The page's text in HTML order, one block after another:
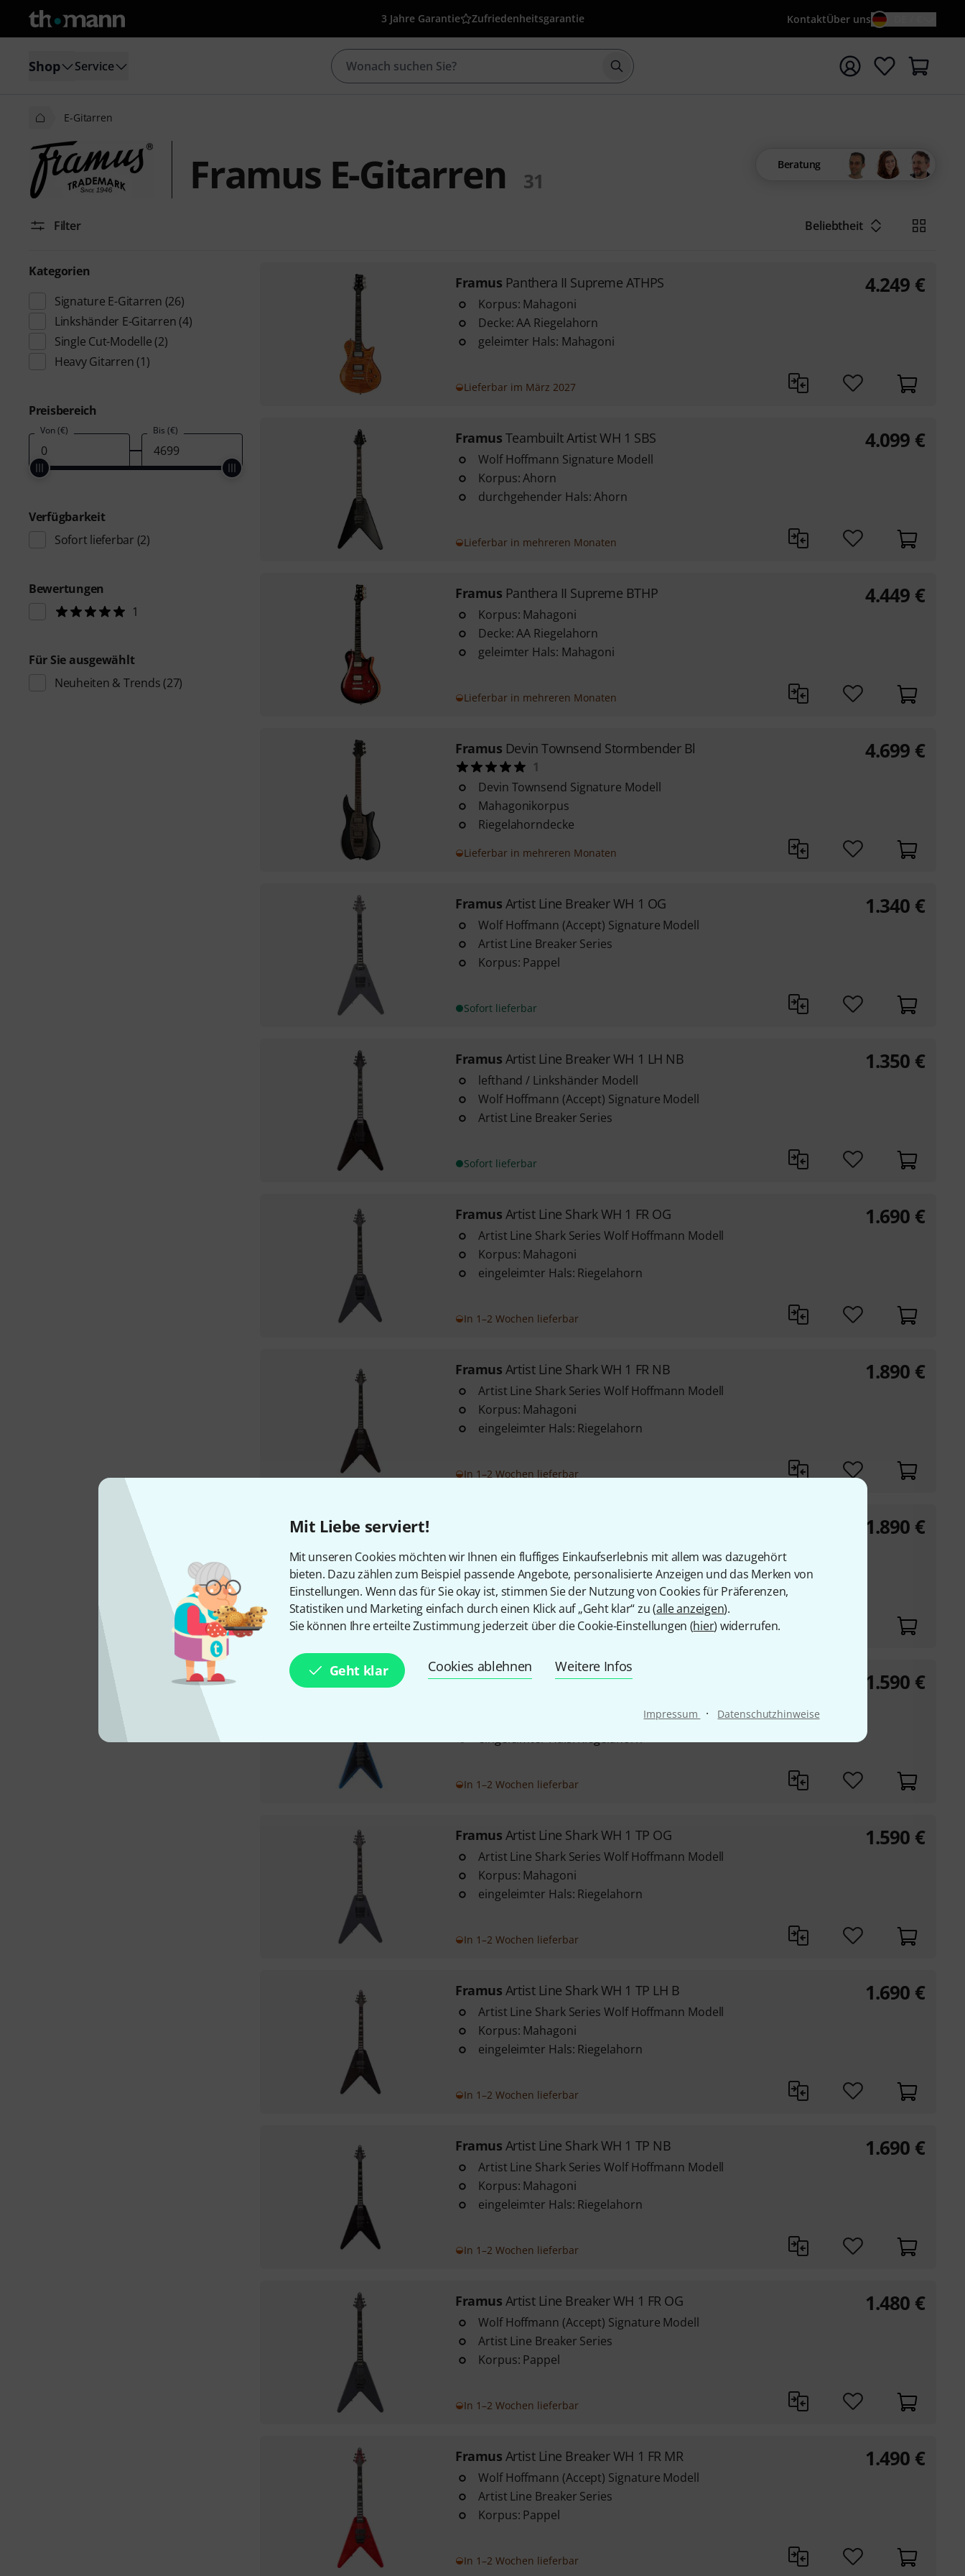
Mit Liebe serviert!
Mit unseren Cookies möchten wir Ihnen ein fluffiges Einkaufserlebnis mit allem was dazugehört
bieten. Dazu zählen zum Beispiel passende Angebote, personalisierte Anzeigen und das Merken von
Einstellungen. Wenn das für Sie okay ist, stimmen Sie der Nutzung von Cookies für Präferenzen,
Statistiken und Marketing einfach durch einen Klick auf „Geht klar“ zu (alle anzeigen).
Sie können Ihre erteilte Zustimmung jederzeit über die Cookie-Einstellungen (hier) widerrufen.
Geht klar Cookies ablehnen Weitere Infos
Impressum · Datenschutzhinweise
3 Jahre Garantie Zufriedenheitsgarantie KontaktÜber uns
Shop Service Suche mit Suchwort {searchTerm} starten
E-Gitarren
Framus E-Gitarren 31
Beratung
Filter Beliebtheit
Kategorien
Signature E-Gitarren (26)
Linkshänder E-Gitarren (4)
Single Cut-Modelle (2)
Heavy Gitarren (1)
Preisbereich
Von (€) Bis (€)
Verfügbarkeit
Sofort lieferbar (2)
Bewertungen
1
Für Sie ausgewählt
Neuheiten & Trends (27)
Framus Panthera II Supreme ATHPS
Korpus: Mahagoni
Decke: AA Riegelahorn
geleimter Hals: Mahagoni
Lieferbar im März 2027
4.249 €
Framus Teambuilt Artist WH 1 SBS
Wolf Hoffmann Signature Modell
Korpus: Ahorn
durchgehender Hals: Ahorn
Lieferbar in mehreren Monaten
4.099 €
Framus Panthera II Supreme BTHP
Korpus: Mahagoni
Decke: AA Riegelahorn
geleimter Hals: Mahagoni
Lieferbar in mehreren Monaten
4.449 €
Framus Devin Townsend Stormbender Bl
1
Devin Townsend Signature Modell
Mahagonikorpus
Riegelahorndecke
Lieferbar in mehreren Monaten
4.699 €
Framus Artist Line Breaker WH 1 OG
Wolf Hoffmann (Accept) Signature Modell
Artist Line Breaker Series
Korpus: Pappel
Sofort lieferbar
1.340 €
Framus Artist Line Breaker WH 1 LH NB
lefthand / Linkshänder Modell
Wolf Hoffmann (Accept) Signature Modell
Artist Line Breaker Series
Sofort lieferbar
1.350 €
Framus Artist Line Shark WH 1 FR OG
Artist Line Shark Series Wolf Hoffmann Modell
Korpus: Mahagoni
eingeleimter Hals: Riegelahorn
In 1–2 Wochen lieferbar
1.690 €
Framus Artist Line Shark WH 1 FR NB
Artist Line Shark Series Wolf Hoffmann Modell
Korpus: Mahagoni
eingeleimter Hals: Riegelahorn
In 1–2 Wochen lieferbar
1.890 €
Artist Line Shark Series Wolf Hoffmann Modell
Korpus: Mahagoni
In 1–2 Wochen lieferbar
1.890 €
FramusArtist Line Shark TP DNM
eingeleimter Hals: Riegelahorn
In 1–2 Wochen lieferbar
1.590 €
Framus Artist Line Shark WH 1 TP OG
Artist Line Shark Series Wolf Hoffmann Modell
Korpus: Mahagoni
eingeleimter Hals: Riegelahorn
In 1–2 Wochen lieferbar
1.590 €
Framus Artist Line Shark WH 1 TP LH B
Artist Line Shark Series Wolf Hoffmann Modell
Korpus: Mahagoni
eingeleimter Hals: Riegelahorn
In 1–2 Wochen lieferbar
1.690 €
Framus Artist Line Shark WH 1 TP NB
Artist Line Shark Series Wolf Hoffmann Modell
Korpus: Mahagoni
eingeleimter Hals: Riegelahorn
In 1–2 Wochen lieferbar
1.690 €
Framus Artist Line Breaker WH 1 FR OG
Wolf Hoffmann (Accept) Signature Modell
Artist Line Breaker Series
Korpus: Pappel
In 1–2 Wochen lieferbar
1.480 €
Framus Artist Line Breaker WH 1 FR MR
Wolf Hoffmann (Accept) Signature Modell
Artist Line Breaker Series
Korpus: Pappel
In 1–2 Wochen lieferbar
1.490 €